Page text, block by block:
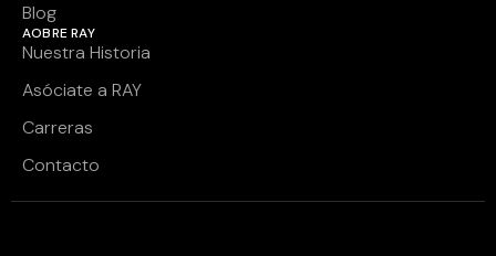
Blog
AOBRE RAY
Nuestra Historia
Asóciate a RAY
Carreras
Contacto